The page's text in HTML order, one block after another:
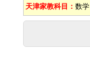
天津家教科目： 数学